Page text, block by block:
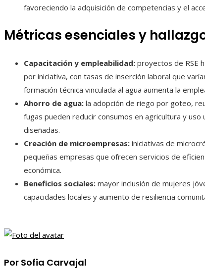
favoreciendo la adquisición de competencias y el
Métricas esenciales y
Capacitación y empleabilidad: proyectos de RSE
por iniciativa, con tasas de inserción laboral que
formación técnica vinculada al agua aumenta la
Ahorro de agua: la adopción de riego por goteo,
fugas pueden reducir consumos en agricultura y
diseñadas.
Creación de microempresas: iniciativas de
pequeñas empresas que ofrecen servicios de
económica.
Beneficios sociales: mayor inclusión de mujeres
capacidades locales y aumento de resiliencia
Por Sofia Carvajal